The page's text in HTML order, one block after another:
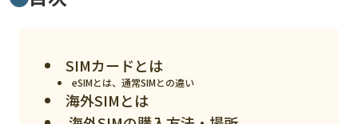
ドローン
ロボット
SIMカードとは
eSIMとは、通常SIMとの違い
海外SIMとは